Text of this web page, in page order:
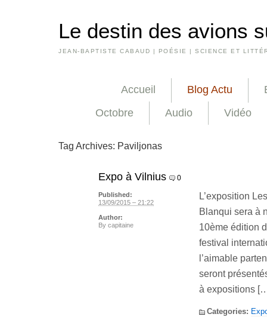
Le destin des avions
JEAN-BAPTISTE CABAUD | POÉSIE | SCIENCE ET
Accueil Blog Actu
Octobre
Audio Vidéo
Tag Archives: Paviljonas
Expo à Vilnius 0
L’exposition
Blanqui sera à
10ème édition
festival
l’aimable
seront
à expositions
Categories:
Published:
13/09/2015 – 21:22
Author:
By capitaine